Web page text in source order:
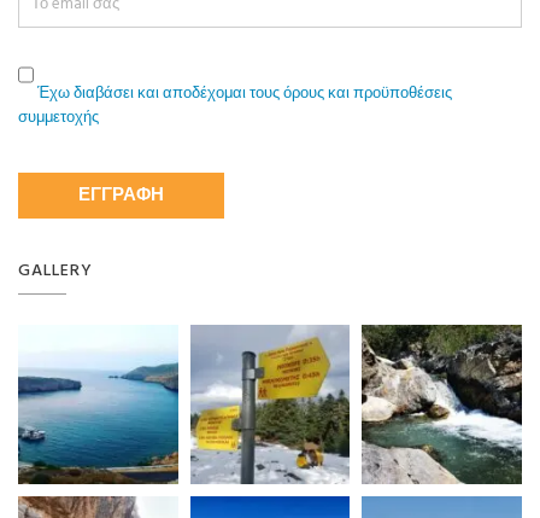
Έχω διαβάσει και αποδέχομαι τους όρους και προϋποθέσεις
συμμετοχής
GALLERY